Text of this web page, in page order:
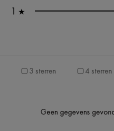
1 ★
3 sterren 4 sterren
Geen gegevens